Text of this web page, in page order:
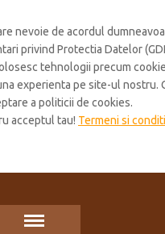
nevoie de acordul
privind Protectia Datelor
tehnologii precum
experienta pe site-ul nostru.
a politicii de cookies.
acceptul tau! Termeni si